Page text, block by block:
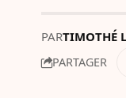
PARTIMOTHÉ
PARTAGER